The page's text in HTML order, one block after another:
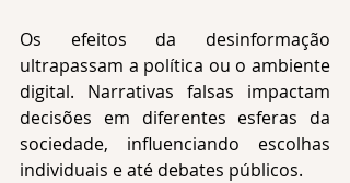
Os efeitos da desinformação
ultrapassam a política ou o ambiente
digital. Narrativas falsas impactam
decisões em diferentes esferas da
sociedade, influenciando escolhas
individuais e até debates públicos.